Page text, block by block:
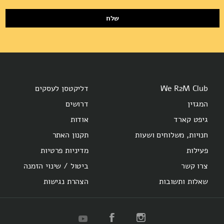
שלח
We R2M Club
המגזין
גיפט קארד
חנויות, משלוחים ושעות
פעילות
צרו קשר
שאלות ותשובות
דליקטסן לעסקים
דרושים
אודות
תקנון האתר
מדיניות פרטיות
ביטול / שינוי הזמנה
הצהרת נגישות